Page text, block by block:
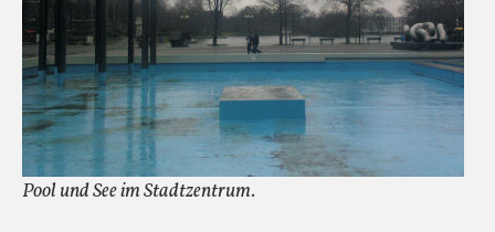
Pool und See im Stadtzentrum.